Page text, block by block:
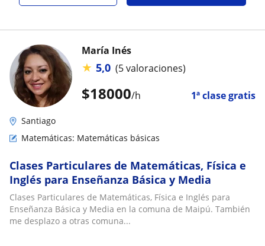
$18000/h 1ª clase gratis
María Inés
★ 5,0 (5 valoraciones)
Santiago
Matemáticas: Matemáticas básicas
Clases Particulares de Matemáticas, Física e
Inglés para Enseñanza Básica y Media
Clases Particulares de Matemáticas, Física e Inglés para
Enseñanza Básica y Media en la comuna de Maipú. También
me desplazo a otras comuna...